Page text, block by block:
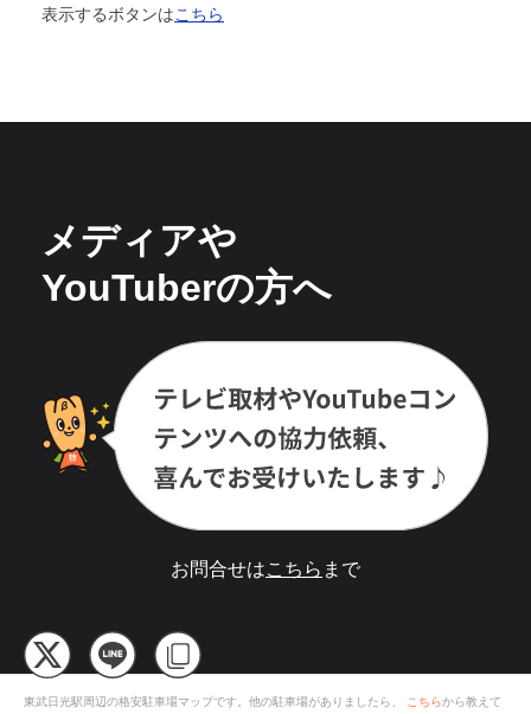
表示するボタンはこちら
メディアや
YouTuberの方へ
お問合せはこちら まで
東武日光駅周辺の格安駐車場マップです。他の駐車場がありましたら、 こちらから教えて